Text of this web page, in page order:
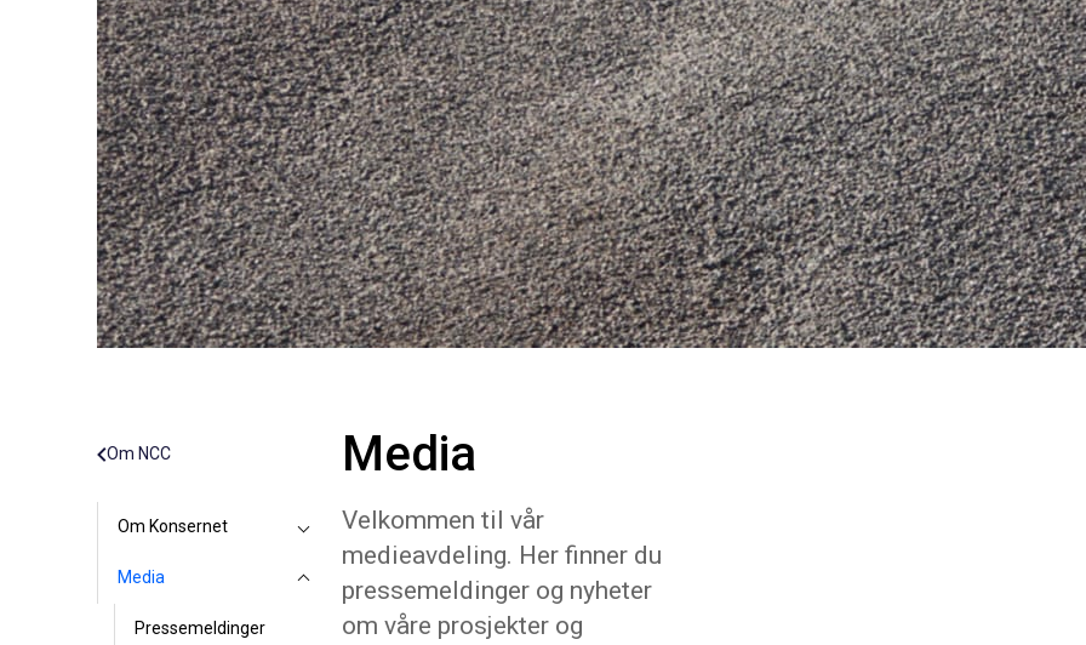
Om NCC
Om Konsernet
Media
Pressemeldinger
Media
Velkommen til vår
medieavdeling. Her finner du
pressemeldinger og nyheter
om våre prosjekter og